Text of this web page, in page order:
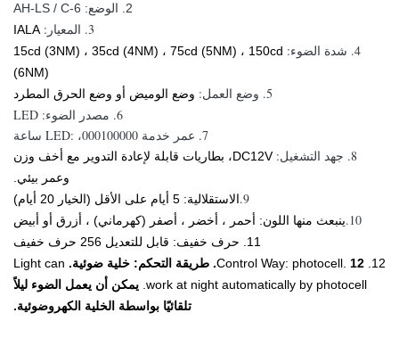
2. الوضع: AH-LS / C-6
3. المعيار: IALA
4. شدة الضوء:
15cd (3NM) ، 35cd (4NM) ، 75cd (5NM) ، 150cd
(6NM)
5. وضع العمل: وضع الوميض أو وضع الحرق المطرد
6. مصدر الضوء: LED
7. عمر خدمة LED: ،000100000 ساعة
8. جهد التشغيل:
DC12V، بطاريات قابلة لإعادة التدوير مع أخف وزن
وعمر بيئي.
9. الاستقلالية: 5 أيام على الأقل (الخيار 20 أيام)
10. ينبعث منها اللون: أحمر ، أخضر ، أصفر (كهرماني) ، أزرق أو أبيض
11. حرف خفيف: قابل للتعديل 256 حرف خفيف
12. Control Way: photocell. 12. طريقة التحكم: خلية ضوئية.
Light can
work at night automatically by photocell. يمكن أن يعمل الضوء ليلاً
تلقائيًا بواسطة الخلية الكهروضوئية.